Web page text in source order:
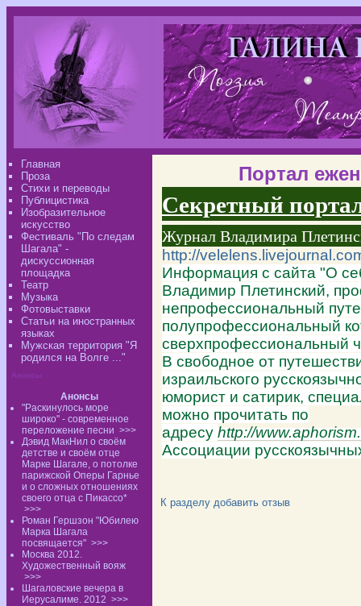
Главная
Проза
Стихи и переводы
Публицистика
Изобразительное
искусство
Фестиваль "По следам
Шагала" -
дискуссионная
площадка
Театр
Музыка
Фотовыставки
Статьи на иностранных
языках
Мужская территория "Я
родился на Волге ..."
Анонсы:
Анонсы
"Раскинулось море
широко" - современное
переложение песни >>>
Дэвид МакНил о своём
детстве и своём отце
Марке Шагале, о потолке
парижской Оперы Гарнье
и о сложных отношениях
своего отца с Пикассо*
>>>
Роман Гершзон "Юбилею
Марка Шагала
посвящается" >>>
Москва 2012.
Художественный вояж
>>>
Шагаловские вечера в
Иерусалиме. 2012 >>>
Портал
Секретный
Журнал Владимира
http://
Информация с сайта "О
Владимир Плетинский,
непрофессиональный
полупрофессиональный
сверхпрофессиональный
В свободное от
израильского
юморист и сатирик,
можно прочитать по
адресу http://
Ассоциации
К разделу добавить отзыв